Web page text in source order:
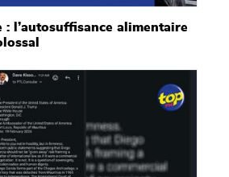
: l’autosuffisance alimentaire